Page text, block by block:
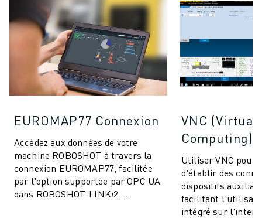
EUROMAP77 Connexion
Accédez aux données de votre
machine ROBOSHOT à travers la
connexion EUROMAP77, facilitée
par l'option supportée par OPC UA
dans ROBOSHOT-LINK𝑖2.
VNC
Computing)
Utiliser VNC pour
d'établir des
dispositifs
facilitant
intégré sur